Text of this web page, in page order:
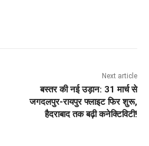
Next article
बस्तर की नई उड़ान: 31 मार्च से
जगदलपुर-रायपुर फ्लाइट फिर शुरू,
हैदराबाद तक बढ़ी कनेक्टिविटी!